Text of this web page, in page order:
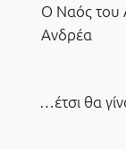
Ο Ναός του
Ανδρέα
…έτσι θα